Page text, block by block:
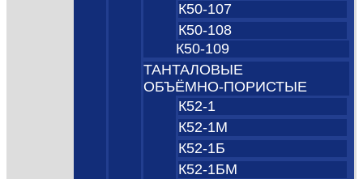
К50-107
К50-108
К50-109
ТАНТАЛОВЫЕ
ОБЪЁМНО‑ПОРИСТЫЕ
К52-1
К52-1М
К52-1Б
К52-1БМ